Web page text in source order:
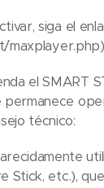
siga el
maxplayer.php)
el SMART
permanece
técnico:
Stick, etc.),